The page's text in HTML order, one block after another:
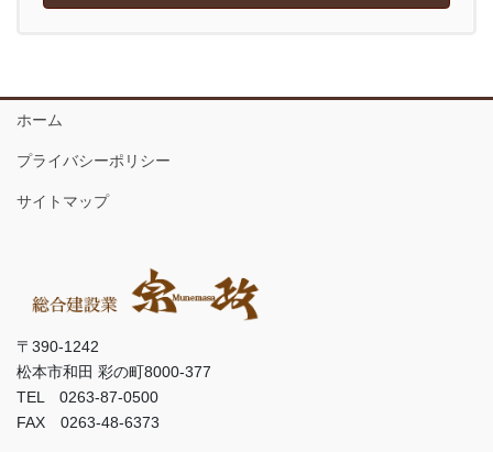
ホーム
プライバシーポリシー
サイトマップ
〒390-1242
松本市和田 彩の町8000-377
TEL 0263-87-0500
FAX 0263-48-6373